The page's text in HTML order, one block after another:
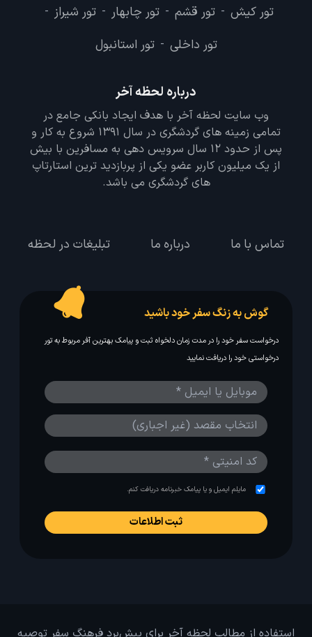
تور کیش - تور قشم - تور چابهار - تور شیراز -
تور داخلی - تور استانبول
درباره لحظه آخر
وب سایت لحظه آخر با هدف ایجاد بانکی جامع در
تمامی زمینه های گردشگری در سال 1391 شروع به کار و
پس از حدود 12 سال سرویس دهی به مسافرین با بیش
از یک میلیون کاربر عضو یکی از پربازدید ترین استارتاپ
های گردشگری می باشد.
تماس با ما درباره ما تبلیغات در لحظه
گوش به زنگ سفر خود باشید
درخواست سفر خود را در مدت زمان دلخواه ثبت و پیامک بهترین آفر مربوط به تور
درخواستی خود را دریافت نمایید
مایلم ایمیل و یا پیامک خبرنامه دریافت کنم.
استفاده از مطالب لحظه آخر برای پیش‌برد فرهنگ سفر توصیه